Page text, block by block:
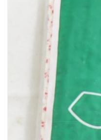
Notre site internet utilise
nécessaires au bon
refusés lorsque vous
l'expérience utilisateur
statistiques de visites.